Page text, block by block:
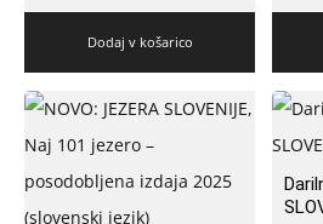
Dodaj v košarico